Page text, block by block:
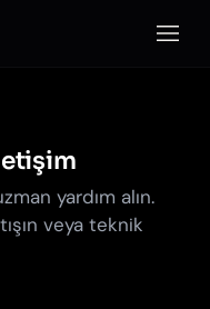
Mobil
yardım alın.
veya teknik